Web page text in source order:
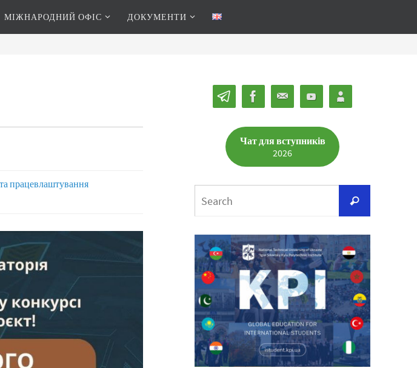
МІЖНАРОДНИЙ ОФІС ДОКУМЕНТИ
працевлаштування
Чат для вступників
2026